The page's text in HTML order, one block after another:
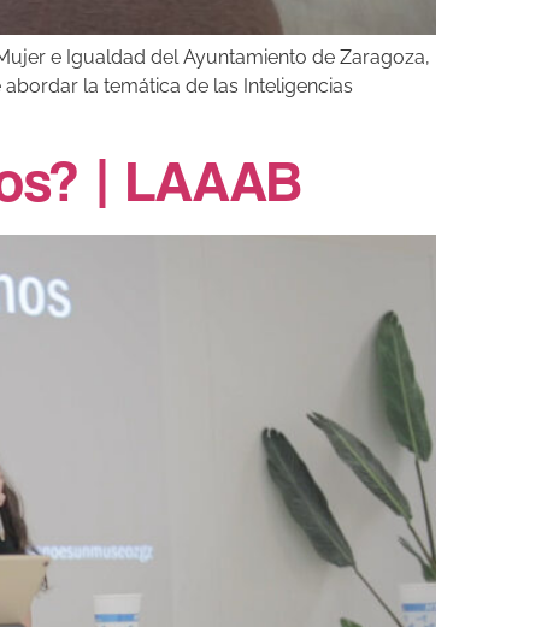
e Igualdad del Ayuntamiento de Zaragoza,
la temática de las Inteligencias
| LAAAB